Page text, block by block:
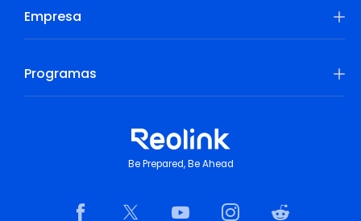
Empresa
Programas
Be Prepared, Be Ahead